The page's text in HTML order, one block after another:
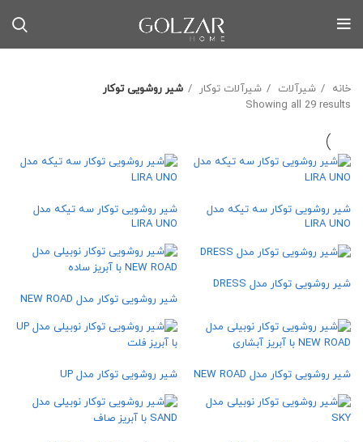
خانه شیرآلات شیرآلات توکار
شیر روشویی توکار
Showing all 29 results
شیر روشویی توکار سه تیکه مدل
LIRA UNO
شیر روشویی توکار سه تیکه مدل
LIRA UNO
شیر روشویی توکار مدل DRESS
شیر روشویی توکار مدل NEW ROAD
شیر روشویی توکار مدل NEW ROAD شیر روشویی توکار مدل UP